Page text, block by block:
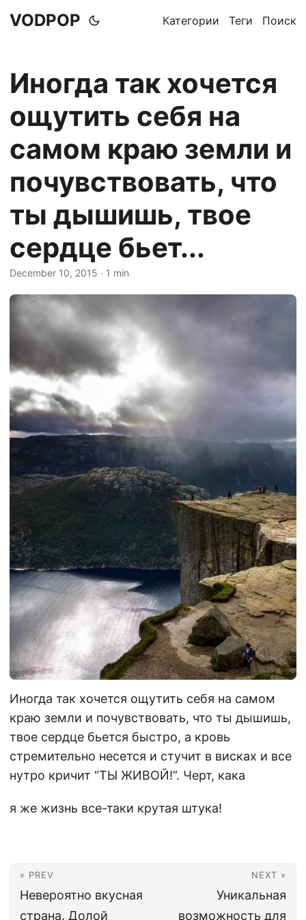
VODPOP Категории Теги Поиск
Иногда так хочется
ощутить себя на
самом краю земли и
почувствовать, что
ты дышишь, твое
сердце бьет...
December 10, 2015 · 1 min
Иногда так хочется ощутить себя на самом
краю земли и почувствовать, что ты дышишь,
твое сердце бьется быстро, а кровь
стремительно несется и стучит в висках и все
нутро кричит “ТЫ ЖИВОЙ!”. Черт, кака
я же жизнь все-таки крутая штука!
« PREV
Невероятно вкусная
страна. Долой
NEXT »
Уникальная
возможность для